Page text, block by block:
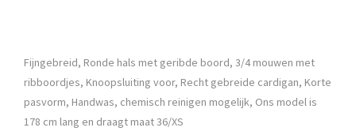
Fijngebreid, Ronde hals met geribde boord, 3/4 mouwen met
ribboordjes, Knoopsluiting voor, Recht gebreide cardigan, Korte
pasvorm, Handwas, chemisch reinigen mogelijk, Ons model is
178 cm lang en draagt maat 36/XS